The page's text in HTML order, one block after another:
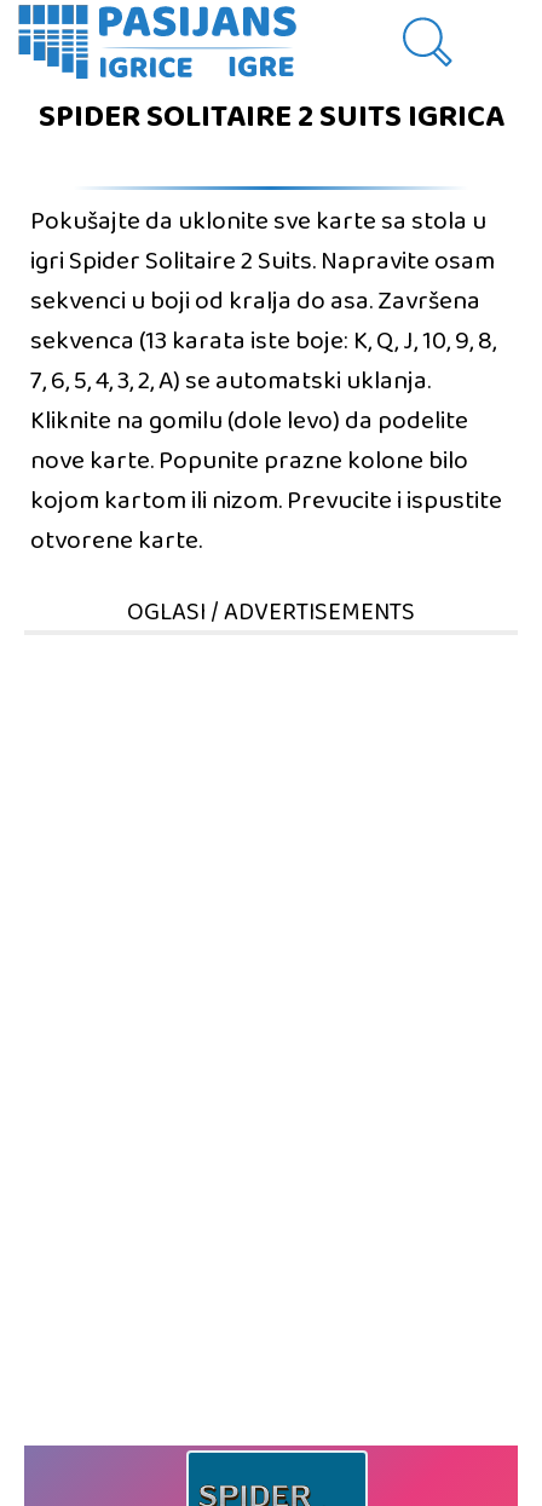
SPIDER SOLITAIRE 2 SUITS IGRICA
Pokušajte da uklonite sve karte sa stola u
igri Spider Solitaire 2 Suits. Napravite osam
sekvenci u boji od kralja do asa. Završena
sekvenca (13 karata iste boje: K, Q, J, 10, 9, 8,
7, 6, 5, 4, 3, 2, A) se automatski uklanja.
Kliknite na gomilu (dole levo) da podelite
nove karte. Popunite prazne kolone bilo
kojom kartom ili nizom. Prevucite i ispustite
otvorene karte.
OGLASI / ADVERTISEMENTS